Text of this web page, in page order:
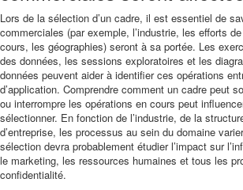
Lors de la sélection d’un cadre, il est essentiel de
commerciales (par exemple, l’industrie, les efforts
cours, les géographies) seront à sa portée. Les
des données, les sessions exploratoires et les
données peuvent aider à identifier ces opérations
d’application. Comprendre comment un cadre peut
ou interrompre les opérations en cours peut
sélectionner. En fonction de l’industrie, de la
d’entreprise, les processus au sein du domaine
sélection devra probablement étudier l’impact sur
le marketing, les ressources humaines et tous les
confidentialité.